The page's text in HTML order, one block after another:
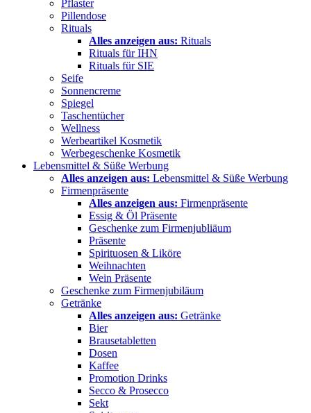
Pflaster
Pillendose
Rituals
Alles anzeigen aus: Rituals
Rituals für IHN
Rituals für SIE
Seife
Sonnencreme
Spiegel
Taschentücher
Wellness
Werbeartikel Kosmetik
Werbegeschenke Kosmetik
Lebensmittel & Süße Werbung
Alles anzeigen aus: Lebensmittel & Süße Werbung
Firmenpräsente
Alles anzeigen aus: Firmenpräsente
Essig & Öl Präsente
Geschenke zum Firmenjubliäum
Präsente
Spirituosen & Liköre
Weihnachten
Wein Präsente
Geschenke zum Firmenjubiläum
Getränke
Alles anzeigen aus: Getränke
Bier
Brausetabletten
Dosen
Kaffee
Promotion Drinks
Secco & Prosecco
Sekt